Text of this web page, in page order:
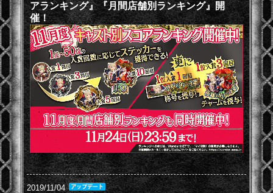
アランキング』『月間店舗別ランキング』開
催！
2019/11/04